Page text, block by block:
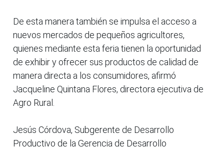
De esta manera también se impulsa el acceso a
nuevos mercados de pequeños agricultores,
quienes mediante esta feria tienen la oportunidad
de exhibir y ofrecer sus productos de calidad de
manera directa a los consumidores, afirmó
Jacqueline Quintana Flores, directora ejecutiva de
Agro Rural.
Jesús Córdova, Subgerente de Desarrollo
Productivo de la Gerencia de Desarrollo